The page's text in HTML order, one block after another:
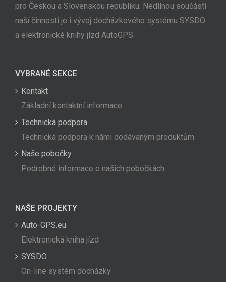
pro Českou a Slovenskou republiku. Nedílnou součástí
naší činnosti je i vývoj docházkového systému SYSDO
a elektronické knihy jízd AutoGPS.
VYBRANÉ SEKCE
Kontakt
Základní kontaktní informace
Technická podpora
Technická podpora k námi dodávaným produktům
Naše pobočky
Podrobné informace o našich pobočkách
NAŠE PROJEKTY
Auto-GPS.eu
Elektronická kniha jízd
SYSDO
On-line systém docházky